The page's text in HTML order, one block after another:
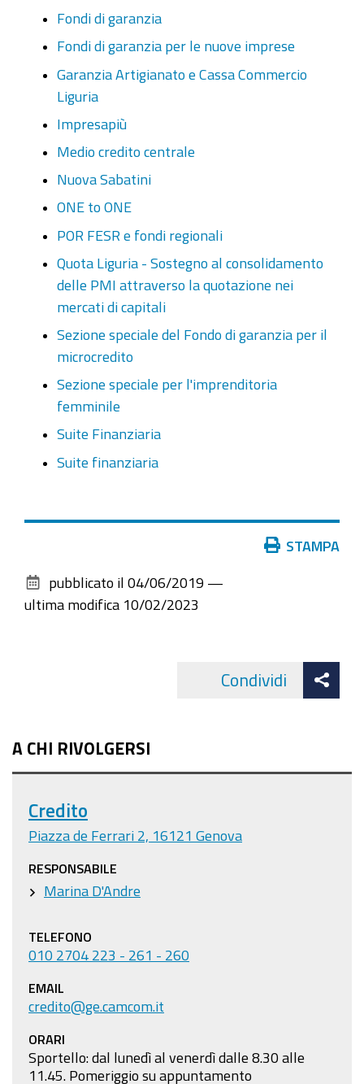
Fondi di garanzia
Fondi di garanzia per le nuove imprese
Garanzia Artigianato e Cassa Commercio
Liguria
Impresapiù
Medio credito centrale
Nuova Sabatini
ONE to ONE
POR FESR e fondi regionali
Quota Liguria - Sostegno al consolidamento
delle PMI attraverso la quotazione nei
mercati di capitali
Sezione speciale del Fondo di garanzia per il
microcredito
Sezione speciale per l'imprenditoria
femminile
Suite Finanziaria
Suite finanziaria
documento
STAMPA
pubblicato il 04/06/2019 —
ultima modifica 10/02/2023
Condividi
A CHI RIVOLGERSI
Credito
Piazza de Ferrari 2, 16121 Genova
RESPONSABILE
Marina D'Andre
TELEFONO
010 2704 223 - 261 - 260
EMAIL
credito@ge.camcom.it
ORARI
Sportello: dal lunedì al venerdì dalle 8.30 alle
11.45 . Pomeriggio su appuntamento